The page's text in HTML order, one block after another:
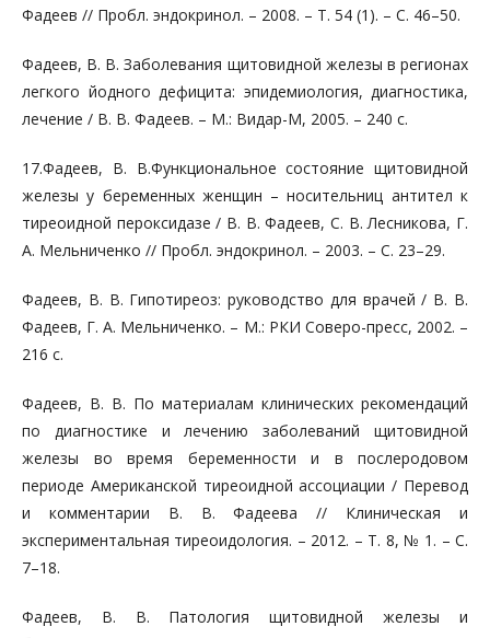
Фадеев // Пробл. эндокринол. – 2008. – Т. 54 (1). – С. 46–50.
Фадеев, В. В. Заболевания щитовидной железы в регионах
легкого йодного дефицита: эпидемиология, диагностика,
лечение / В. В. Фадеев. – М.: Видар-М, 2005. – 240 с.
17.Фадеев, В. В.Функциональное состояние щитовидной
железы у беременных женщин – носительниц антител к
тиреоидной пероксидазе / В. В. Фадеев, С. В. Лесникова, Г.
А. Мельниченко // Пробл. эндокринол. – 2003. – С. 23–29.
Фадеев, В. В. Гипотиреоз: руководство для врачей / В. В.
Фадеев, Г. А. Мельниченко. – М.: РКИ Соверо-пресс, 2002. –
216 с.
Фадеев, В. В. По материалам клинических рекомендаций
по диагностике и лечению заболеваний щитовидной
железы во время беременности и в послеродовом
периоде Американской тиреоидной ассоциации / Перевод
и комментарии В. В. Фадеева // Клиническая и
экспериментальная тиреоидология. – 2012. – Т. 8, № 1. – С.
7–18.
Фадеев, В. В. Патология щитовидной железы и